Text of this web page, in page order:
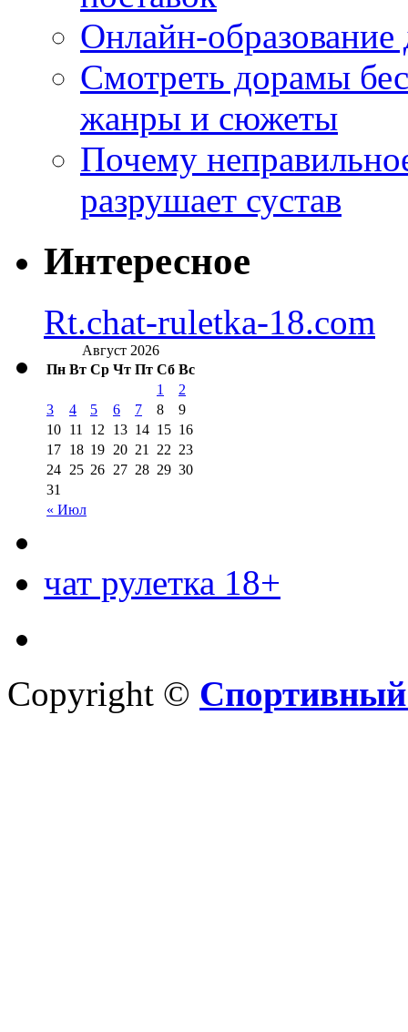
Онлайн-
Смотреть дорамы
жанры и сюжеты
Почему
разрушает сустав
Интересное
Rt.chat-ruletka-18.com
Август 2026
Пн Вт Ср Чт Пт Сб Вс
« Июл
1
2
3
4 5 6 7 8
9
10 11 12 13 14 15 16
17 18 19 20 21 22 23
24 25 26 27 28 29 30
31
чат рулетка 18+
Copyright © Спортивный